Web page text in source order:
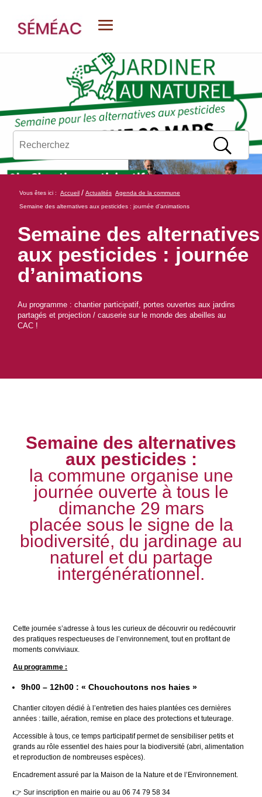
Vous êtes ici : Accueil / Actualités Agenda de la commune
Semaine des alternatives aux pesticides : journée d’animations
Semaine des alternatives
aux pesticides : journée
d’animations
Au programme : chantier participatif, portes ouvertes aux jardins
partagés et projection / causerie sur le monde des abeilles au
CAC !
Semaine des alternatives
aux pesticides :
la commune organise une
journée ouverte à tous le
dimanche 29 mars
placée sous le signe de la
biodiversité, du jardinage au
naturel et du partage
intergénérationnel.
Cette journée s’adresse à tous les curieux de découvrir ou redécouvrir
des pratiques respectueuses de l’environnement, tout en profitant de
moments conviviaux.
Au programme :
9h00 – 12h00 : « Chouchoutons nos haies »
Chantier citoyen dédié à l’entretien des haies plantées ces dernières
années : taille, aération, remise en place des protections et tuteurage.
Accessible à tous, ce temps participatif permet de sensibiliser petits et
grands au rôle essentiel des haies pour la biodiversité (abri, alimentation
et reproduction de nombreuses espèces).
Encadrement assuré par la Maison de la Nature et de l’Environnement.
👉 Sur inscription en mairie ou au 06 74 79 58 34